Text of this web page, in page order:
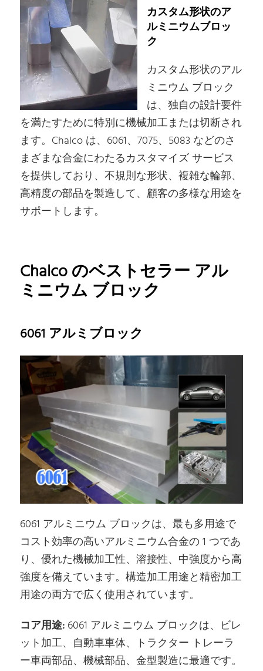
カスタム形状のア
ルミニウムブロッ
ク
カスタム形状のアル
ミニウム ブロック
は、独自の設計要件
を満たすために特別に機械加工または切断され
ます。Chalco は、6061、7075、5083 などのさ
まざまな合金にわたるカスタマイズ サービス
を提供しており、不規則な形状、複雑な輪郭、
高精度の部品を製造して、顧客の多様な用途を
サポートします。
Chalco のベストセラー アル
ミニウム ブロック
6061 アルミブロック
6061 アルミニウム ブロックは、最も多用途で
コスト効率の高いアルミニウム合金の 1 つであ
り、優れた機械加工性、溶接性、中強度から高
強度を備えています。構造加工用途と精密加工
用途の両方で広く使用されています。
コア用途: 6061 アルミニウム ブロックは、ビレ
ット加工、自動車車体、トラクター トレーラ
ー車両部品、機械部品、金型製造に最適です。